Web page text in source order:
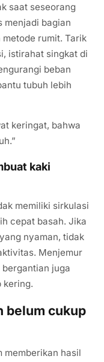
saat seseorang
menjadi bagian
rumit. Tarik
istirahat singkat di
beban
tubuh lebih
keringat, bahwa
kaki
memiliki sirkulasi
cepat basah. Jika
nyaman, tidak
Menjemur
juga
kering.
belum cukup
memberikan hasil